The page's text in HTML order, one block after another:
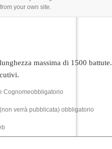
from your own site.
massima di 1500 battute.
Cognomeobbligatorio
verrà pubblicata) obbligatorio